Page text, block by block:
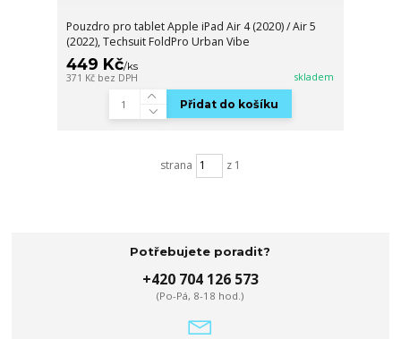
Pouzdro pro tablet Apple iPad Air 4 (2020) / Air 5
(2022), Techsuit FoldPro Urban Vibe
449 Kč/ks
371 Kč bez DPH skladem
Přidat do košíku
strana z 1
Potřebujete poradit?
+420 704 126 573
(Po-Pá, 8-18 hod.)